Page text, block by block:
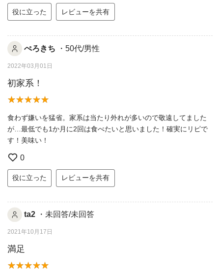
役に立った レビューを共有
ぺろきち ・50代/男性
2022年03月01日
初家系！
食わず嫌いを猛省。家系は当たり外れが多いので敬遠してました
が…最低でも1か月に2回は食べたいと思いました！確実にリピで
す！美味い！
0
役に立った レビューを共有
ta2 ・未回答/未回答
2021年10月17日
満足